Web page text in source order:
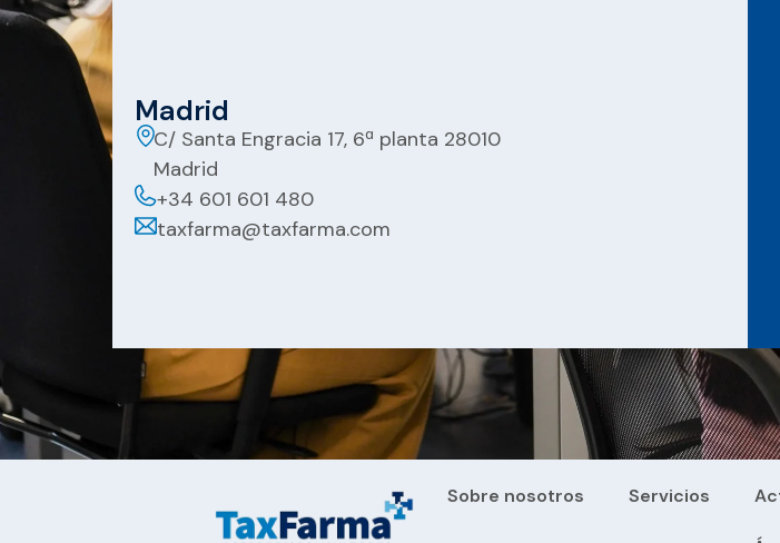
Madrid
C/ Santa Engracia 17, 6ª planta 28010
Madrid
+34 601 601 480
taxfarma@taxfarma.com
Sobre nosotros Servicios